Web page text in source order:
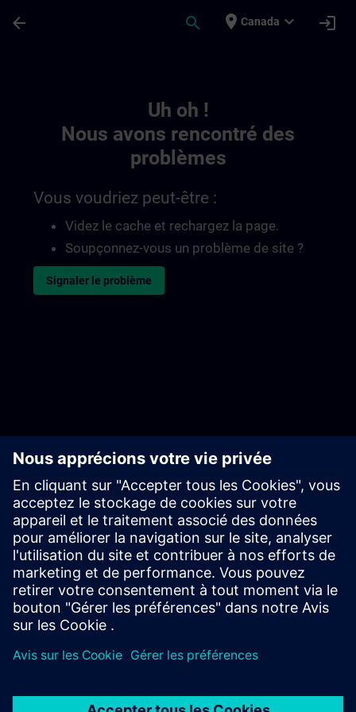
arrow_back search place Canada expand_more login
Uh oh !
Nous avons rencontré des
problèmes
Vous voudriez peut-être :
Videz le cache et rechargez la page.
Soupçonnez-vous un problème de site ?
Signaler le problème